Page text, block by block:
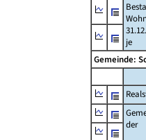
je
Gemeinde:
der